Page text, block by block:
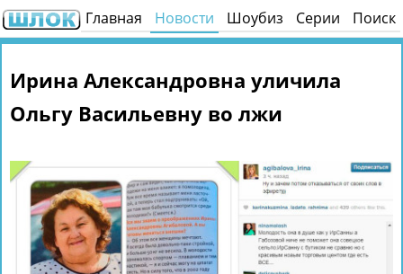
Главная Новости Шоубиз Серии Поиск
Ирина Александровна уличила
Ольгу Васильевну во лжи